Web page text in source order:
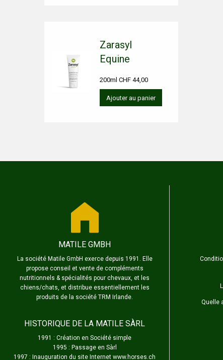
Zarasyl
Equine
200ml CHF 44,00
Ajouter au panier
MATILE GMBH
La société Matile GmbH exerce depuis 1991. Elle
propose conseil et vente de compléments
nutritionnels & spécialités pour chevaux, et les
chiens/chats, et distribue essentiellement les
produits de la société TRM Irlande.
HISTORIQUE DE LA MATILE SÀRL
1991 : Création en Société simple
1995 : Passage en Sàrl
1997 : Inauguration du site Internet www.horses.ch
Quelle